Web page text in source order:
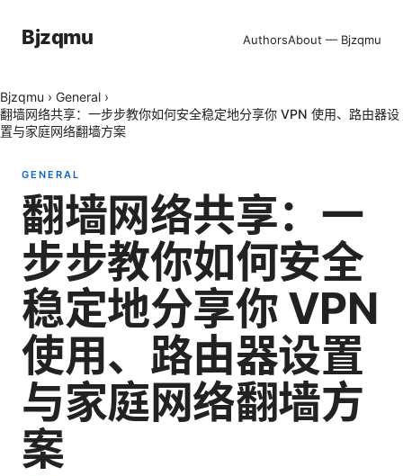
Bjzqmu AuthorsAbout — Bjzqmu
Bjzqmu › General ›
翻墙网络共享：一步步教你如何安全稳定地分享你 VPN 使用、路由器设
置与家庭网络翻墙方案
GENERAL
翻墙网络共享：一
步步教你如何安全
稳定地分享你 VPN
使用、路由器设置
与家庭网络翻墙方
案